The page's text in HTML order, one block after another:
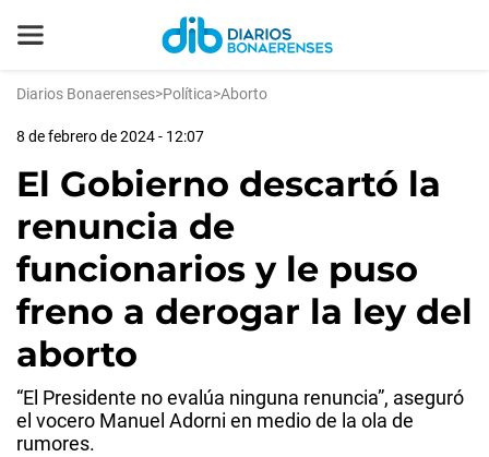
Diarios Bonaerenses>Política>Aborto
8 de febrero de 2024 - 12:07
El Gobierno descartó la
renuncia de
funcionarios y le puso
freno a derogar la ley del
aborto
“El Presidente no evalúa ninguna renuncia”, aseguró
el vocero Manuel Adorni en medio de la ola de
rumores.